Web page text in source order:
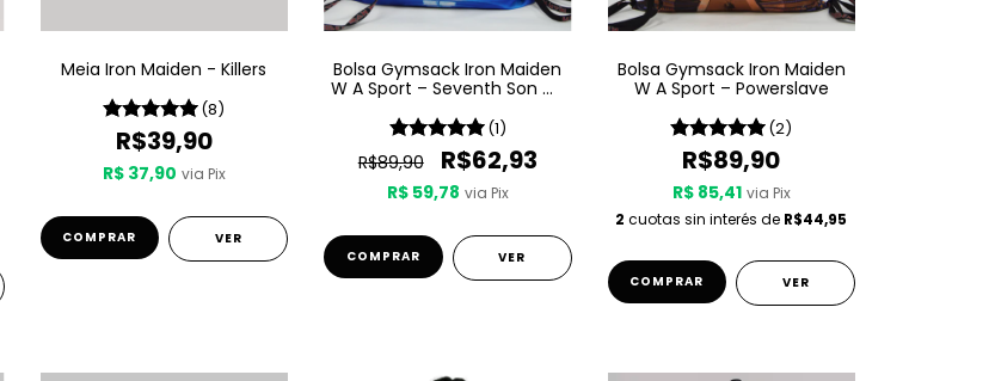
Meia Iron Maiden - Killers
(8)
R$39,90
R$ 37,90 via Pix
COMPRAR VER
Bolsa Gymsack Iron Maiden
W A Sport – Seventh Son Of
(1)
R$89,90 R$62,93
R$ 59,78 via Pix
VER
Bolsa Gymsack Iron Maiden
W A Sport – Powerslave
(2)
R$89,90
R$ 85,41 via Pix
2 cuotas sin interés de R$44,95
VER